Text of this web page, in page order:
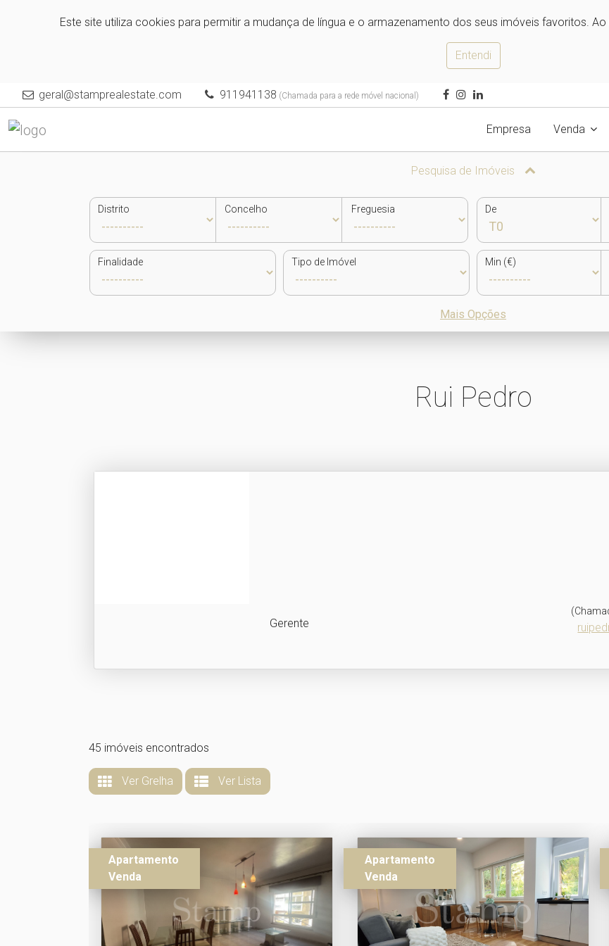
Este site utiliza cookies para permitir a mudança de língua e o armazenamento dos seus imóveis favoritos.
Entendi
geral@stamprealestate.com 911941138 (Chamada para a rede móvel nacional)
Empresa Venda
Pesquisa de Imóveis
Distrito Concelho Freguesia De
Finalidade Tipo de Imóvel Min (€)
Mais Opções
Rui Pedro
Gerente
45 imóveis encontrados
Ver Grelha Ver Lista
Apartamento
Venda
Apartamento
Venda